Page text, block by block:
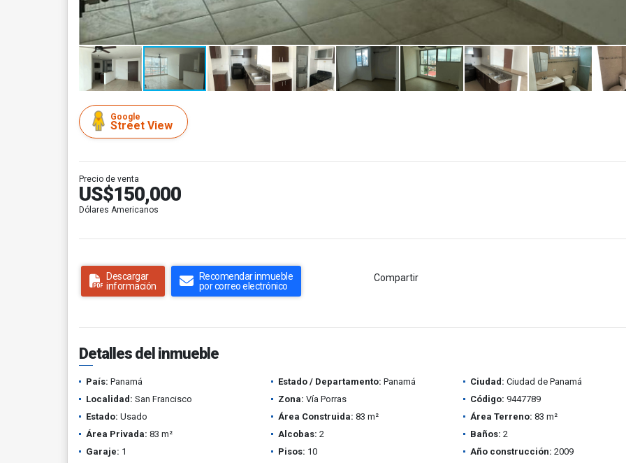
Google
Street View
Precio de venta
US$150,000
Dólares Americanos
Descargar
información
Recomendar inmueble
por correo electrónico
Compartir
Detalles del inmueble
País: Panamá Estado / Departamento: Panamá Ciudad: Ciudad de Panamá
Localidad: San Francisco Zona: Vía Porras Código: 9447789
Estado: Usado Área Construida: 83 m² Área Terreno: 83 m²
Área Privada: 83 m² Alcobas: 2 Baños: 2
Garaje: 1 Pisos: 10 Año construcción: 2009